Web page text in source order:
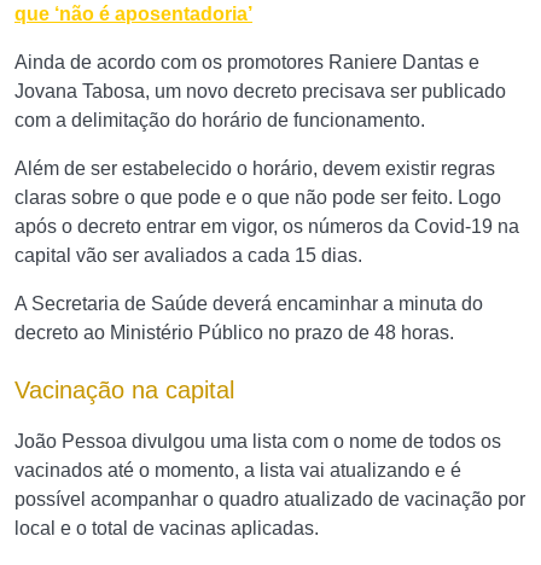
que ‘não é aposentadoria’
Ainda de acordo com os promotores Raniere Dantas e
Jovana Tabosa, um novo decreto precisava ser publicado
com a delimitação do horário de funcionamento.
Além de ser estabelecido o horário, devem existir regras
claras sobre o que pode e o que não pode ser feito. Logo
após o decreto entrar em vigor, os números da Covid-19 na
capital vão ser avaliados a cada 15 dias.
A Secretaria de Saúde deverá encaminhar a minuta do
decreto ao Ministério Público no prazo de 48 horas.
Vacinação na capital
João Pessoa divulgou uma lista com o nome de todos os
vacinados até o momento, a lista vai atualizando e é
possível acompanhar o quadro atualizado de vacinação por
local e o total de vacinas aplicadas.